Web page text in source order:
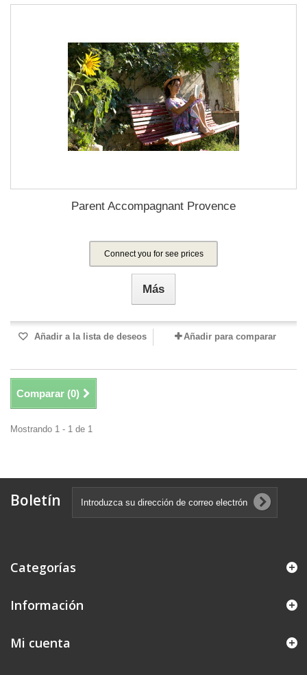
Parent Accompagnant Provence
Connect you for see prices
Más
Añadir a la lista de deseos Añadir para comparar
Comparar (0)
Mostrando 1 - 1 de 1
Boletín
Categorías
Información
Mi cuenta